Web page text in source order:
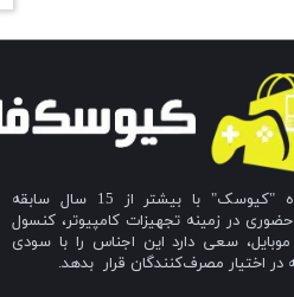
فروشگاه "کیوسک" با بیشتر از 15 سال سابقه
در زمینه تجهیزات کامپیوتر، کنسول
سعی دارد این اجناس را با سودی
در اختیار مصرف‌کنندگان قرار بدهد.